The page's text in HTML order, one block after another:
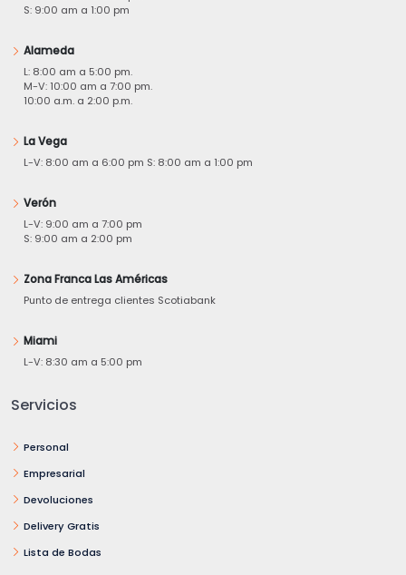
S: 9:00 am a 1:00 pm
Alameda
L: 8:00 am a 5:00 pm.
M-V: 10:00 am a 7:00 pm.
10:00 a.m. a 2:00 p.m.
La Vega
L-V: 8:00 am a 6:00 pm S: 8:00 am a 1:00 pm
Verón
L-V: 9:00 am a 7:00 pm
S: 9:00 am a 2:00 pm
Zona Franca Las Américas
Punto de entrega clientes Scotiabank
Miami
L-V: 8:30 am a 5:00 pm
Servicios
Personal
Empresarial
Devoluciones
Delivery Gratis
Lista de Bodas